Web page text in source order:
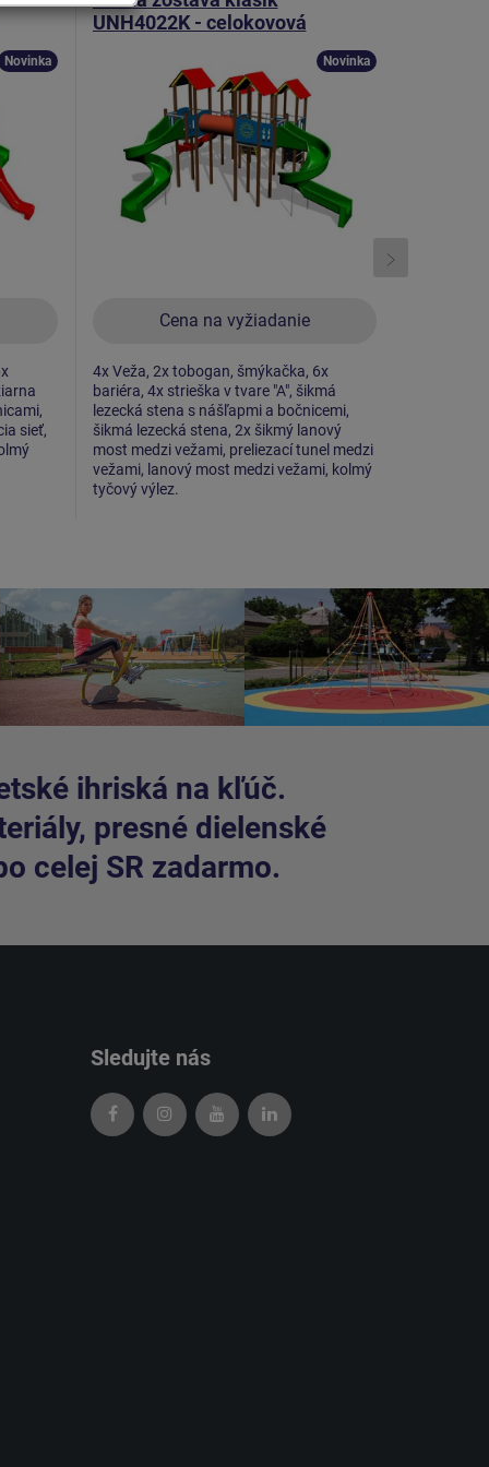
Novinka
sieť,
UNH4022K - celokovová
Cena na vyžiadanie
Novinka
4x Veža, 2x tobogan, šmýkačka, 6x
bariéra, 4x strieška v tvare "A", šikmá
lezecká stena s nášľapmi a bočnicemi,
šikmá lezecká stena, 2x šikmý lanový
most medzi vežami, preliezací tunel medzi
vežami, lanový most medzi vežami, kolmý
tyčový výlez.
ihriská na kľúč.
presné dielenské
celej SR zadarmo.
Sledujte nás